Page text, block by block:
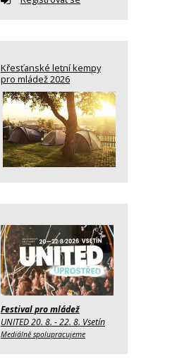
Křesťanské letní kempy
pro mládež 2026
Festival pro mládež
UNITED 20. 8. - 22. 8. Vsetín
Mediálně spolupracujeme